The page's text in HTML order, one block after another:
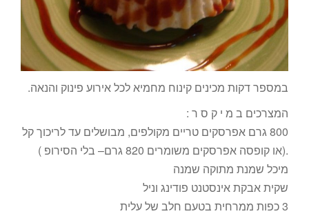
במספר דקות מכינים קינוח מחמיא לכל אירוע פינוק והנאה.
המצרכים ב מ י ק ס ר :
800 גרם אפרסקים טריים מקולפים, מבושלים עד לריכוך קל
.(או קופסה אפרסקים משומרים 820 גרם– בלי הסירופ )
מיכל שמנת מתוקה שמנה
שקית אבקת אינסטנט פודינג וניל
3 כפות ממרחית בטעם חלב של עלית